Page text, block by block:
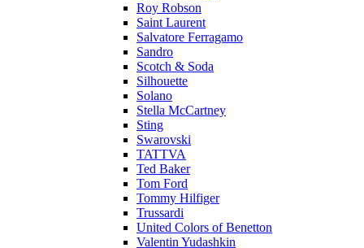
Roy Robson
Saint Laurent
Salvatore Ferragamo
Sandro
Scotch & Soda
Silhouette
Solano
Stella McCartney
Sting
Swarovski
TATTVA
Ted Baker
Tom Ford
Tommy Hilfiger
Trussardi
United Colors of Benetton
Valentin Yudashkin